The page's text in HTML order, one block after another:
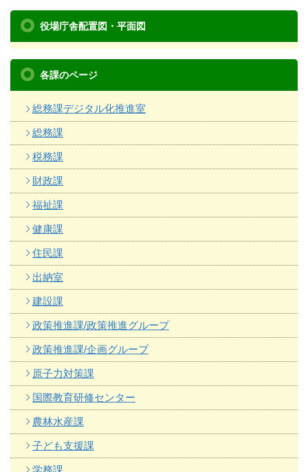
役場庁舎配置図・平面図
各課のページ
総務課デジタル化推進室
総務課
税務課
財政課
福祉課
健康課
住民課
出納室
建設課
政策推進課/政策推進グループ
政策推進課/企画グループ
原子力対策課
国際教育研修センター
農林水産課
子ども支援課
学務課